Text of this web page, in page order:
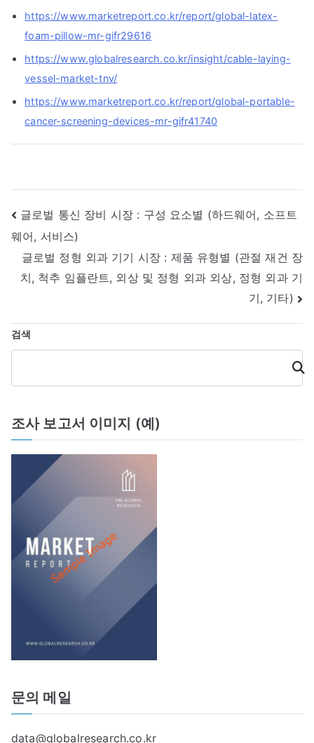
https://www.marketreport.co.kr/report/global-latex-
foam-pillow-mr-gifr29616
https://www.globalresearch.co.kr/insight/cable-laying-
vessel-market-tnv/
https://www.marketreport.co.kr/report/global-portable-
cancer-screening-devices-mr-gifr41740
글
내
비
이
글로벌 통신 장비 시장 : 구성 요소별 (하드웨어, 소프트
웨어, 서비스)
글로벌 정형 외과 기기 시장 : 제품 유형별 (관절 재건 장
치, 척추 임플란트, 외상 및 정형 외과 외상, 정형 외과 기
기, 기타)
검색
검
색
조사 보고서 이미지 (예)
문의 메일
data@globalresearch.co.kr